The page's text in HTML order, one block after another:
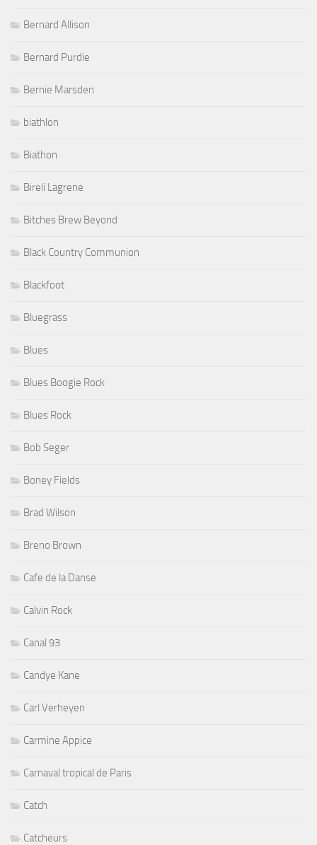
Bernard Allison
Bernard Purdie
Bernie Marsden
biathlon
Biathon
Bireli Lagrene
Bitches Brew Beyond
Black Country Communion
Blackfoot
Bluegrass
Blues
Blues Boogie Rock
Blues Rock
Bob Seger
Boney Fields
Brad Wilson
Breno Brown
Cafe de la Danse
Calvin Rock
Canal 93
Candye Kane
Carl Verheyen
Carmine Appice
Carnaval tropical de Paris
Catch
Catcheurs